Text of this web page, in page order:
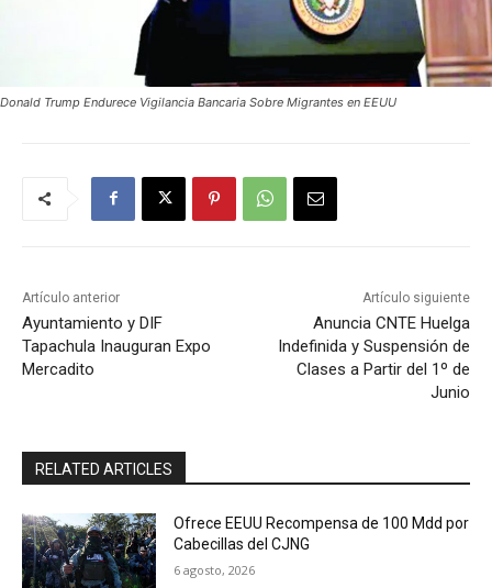
Donald Trump Endurece Vigilancia Bancaria Sobre Migrantes en EEUU
Artículo anterior
Ayuntamiento y DIF
Tapachula Inauguran Expo
Mercadito
Artículo siguiente
Anuncia CNTE Huelga
Indefinida y Suspensión de
Clases a Partir del 1º de
Junio
RELATED ARTICLES
Ofrece EEUU Recompensa de 100 Mdd por
Cabecillas del CJNG
6 agosto, 2026